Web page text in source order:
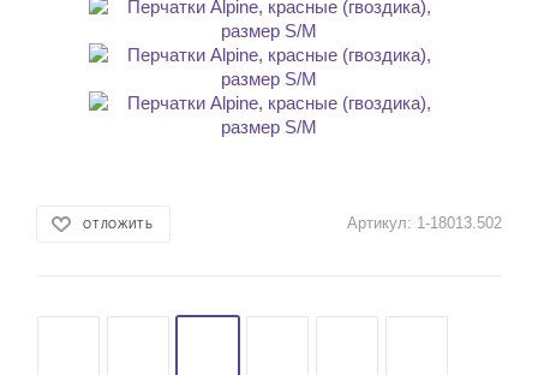
ОТЛОЖИТЬ Артикул: 1-18013.502